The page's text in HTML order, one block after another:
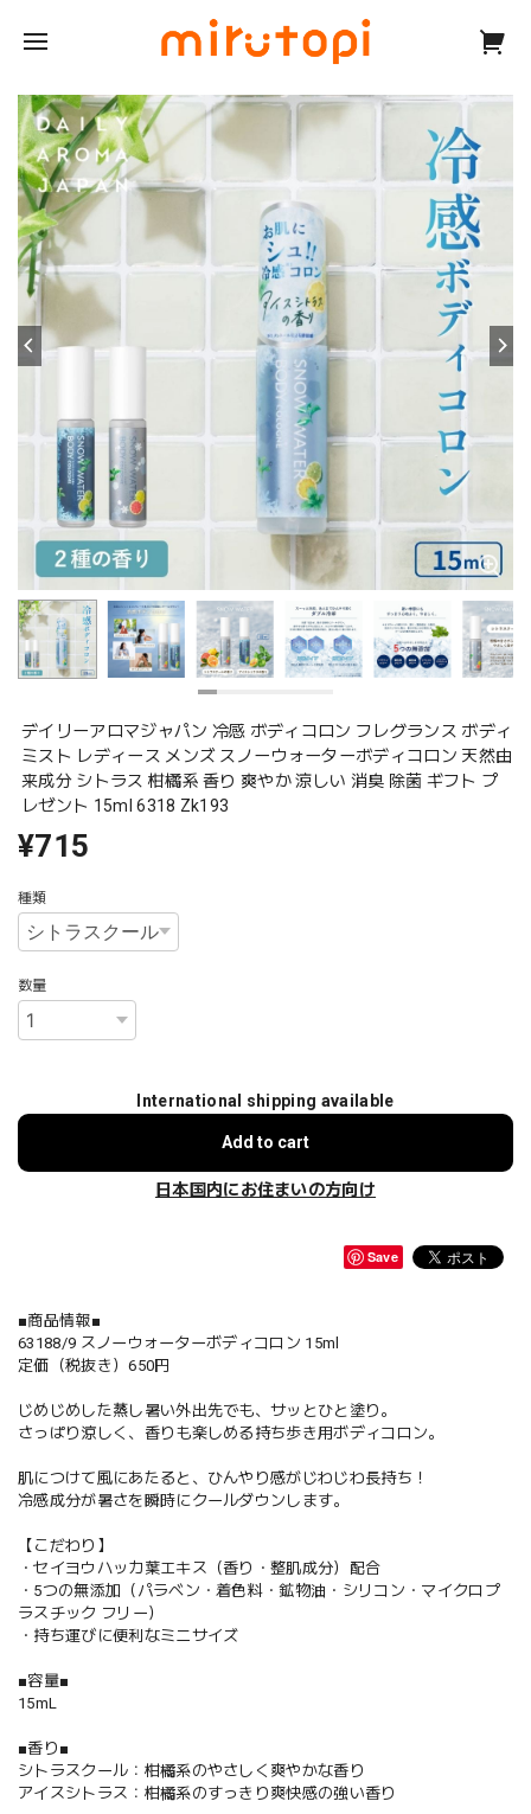
デイリーアロマジャパン 冷感 ボディコロン フレグランス ボディ
ミスト レディース メンズ スノーウォーターボディコロン 天然由
来成分 シトラス 柑橘系 香り 爽やか 涼しい 消臭 除菌 ギフト プ
レゼント 15ml 6318 Zk193
¥715
種類
数量
International shipping available
Add to cart
日本国内にお住まいの方向け
Save
■商品情報■
63188/9 スノーウォーターボディコロン 15ml
定価（税抜き）650円
じめじめした蒸し暑い外出先でも、サッとひと塗り。
さっぱり涼しく、香りも楽しめる持ち歩き用ボディコロン。
肌につけて風にあたると、ひんやり感がじわじわ長持ち！
冷感成分が暑さを瞬時にクールダウンします。
【こだわり】
・セイヨウハッカ葉エキス（香り・整肌成分）配合
・5つの無添加（パラベン・着色料・鉱物油・シリコン・マイクロプ
ラスチック フリー）
・持ち運びに便利なミニサイズ
■容量■
15mL
■香り■
シトラスクール：柑橘系のやさしく爽やかな香り
アイスシトラス：柑橘系のすっきり爽快感の強い香り